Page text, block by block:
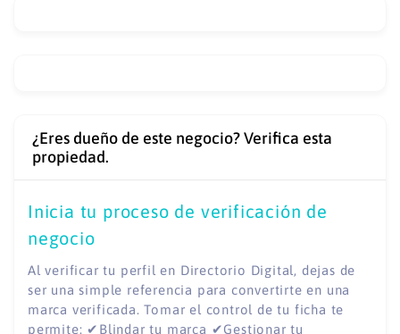
¿Eres dueño de este negocio? Verifica esta
propiedad.
Inicia tu proceso de verificación de
negocio
Al verificar tu perfil en Directorio Digital, dejas de
ser una simple referencia para convertirte en una
marca verificada. Tomar el control de tu ficha te
permite: ✔Blindar tu marca ✔Gestionar tu